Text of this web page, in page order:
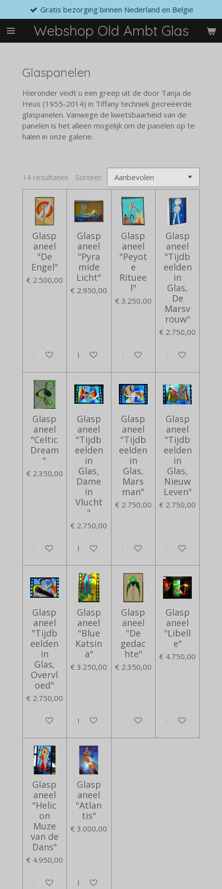
direct
naar
de
Webshop Old Ambt Glas
Gratis bezorging binnen Nederland en Belgie
Glaspanelen
Hieronder vindt u een greep uit de door Tanja de
Heus (1955-2014) in Tiffany techniek gecreëerde
glaspanelen. Vanwege de kwetsbaarheid van de
panelen is het alleen mogelijk om de panelen op te
halen in onze galerie.
14 resultaten Sorteer:
Glasp
aneel
"De
Engel"
€ 2.500,00
In winkelwagen
Glasp
aneel
"Pyra
mide
Licht"
€ 2.950,00
In winkelwagen
Glasp
aneel
"Peyot
e
Rituee
l"
€ 3.250,00
In winkelwagen
Glasp
aneel
"Tijdb
eelden
in
Glas,
De
Marsv
rouw"
€ 2.750,00
In winkelwagen
Glasp
aneel
"Celtic
Dream
"
€ 2.350,00
In winkelwagen
Glasp
aneel
"Tijdb
eelden
in
Glas,
Dame
in
Vlucht
"
€ 2.750,00
In winkelwagen
Glasp
aneel
"Tijdb
eelden
in
Glas,
Mars
man"
€ 2.750,00
In winkelwagen
Glasp
aneel
"Tijdb
eelden
in
Glas,
Nieuw
Leven"
€ 2.750,00
In winkelwagen
Glasp
aneel
"Tijdb
eelden
in
Glas,
Overvl
oed"
€ 2.750,00
In winkelwagen
Glasp
aneel
"Blue
Katsin
a"
€ 3.250,00
In winkelwagen
Glasp
aneel
"De
gedac
hte"
€ 2.350,00
In winkelwagen
Glasp
aneel
"Libell
e"
€ 4.750,00
In winkelwagen
Glasp
aneel
"Helic
on
Muze
van de
Dans"
€ 4.950,00
In winkelwagen
Glasp
aneel
"Atlan
tis"
€ 3.000,00
In winkelwagen